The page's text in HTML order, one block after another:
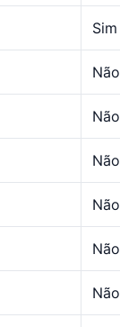
Sim
Não
Não
Não
Não
Não
Não